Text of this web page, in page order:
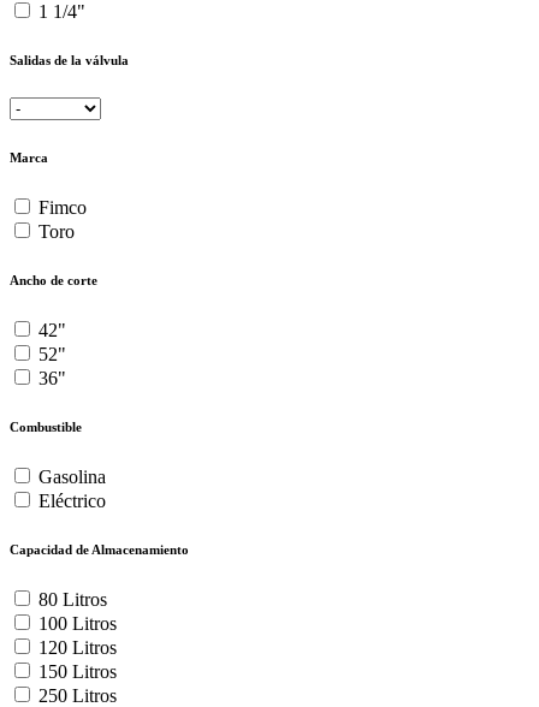
1 1/4"
Salidas de la válvula
Marca
Fimco
Toro
Ancho de corte
42"
52"
36"
Combustible
Gasolina
Eléctrico
Capacidad de Almacenamiento
80 Litros
100 Litros
120 Litros
150 Litros
250 Litros